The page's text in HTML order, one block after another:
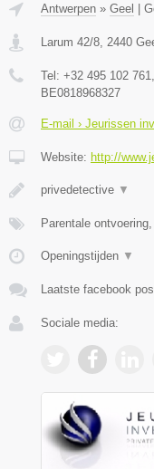
Antwerpen » Geel |
Larum 42/8 2440
Tel: +32 495 102 761
BE0818968327
E-mail › Jeurissen
Website: http://
privedetective ▼
Parentale
Openingstijden ▼
Laatste facebook
Sociale media: